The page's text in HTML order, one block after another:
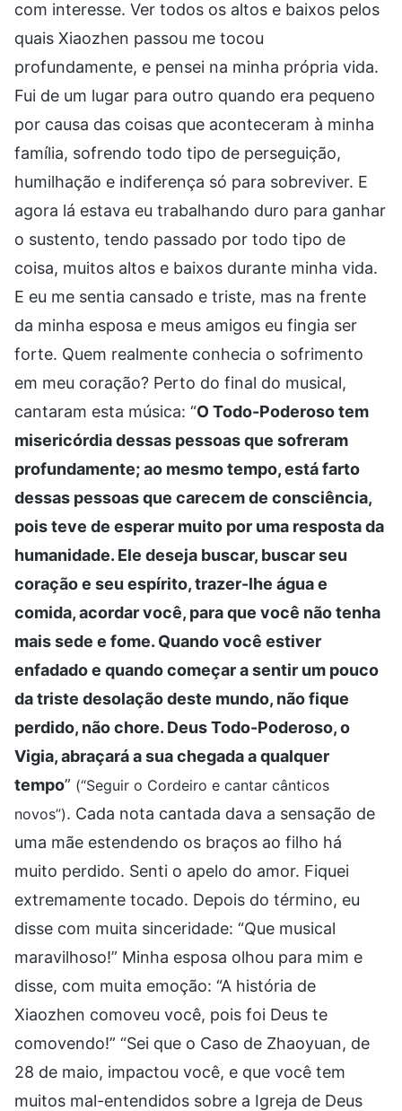
com interesse. Ver todos os altos e baixos pelos
quais Xiaozhen passou me tocou
profundamente, e pensei na minha própria vida.
Fui de um lugar para outro quando era pequeno
por causa das coisas que aconteceram à minha
família, sofrendo todo tipo de perseguição,
humilhação e indiferença só para sobreviver. E
agora lá estava eu trabalhando duro para ganhar
o sustento, tendo passado por todo tipo de
coisa, muitos altos e baixos durante minha vida.
E eu me sentia cansado e triste, mas na frente
da minha esposa e meus amigos eu fingia ser
forte. Quem realmente conhecia o sofrimento
em meu coração? Perto do final do musical,
cantaram esta música: “O Todo-Poderoso tem
misericórdia dessas pessoas que sofreram
profundamente; ao mesmo tempo, está farto
dessas pessoas que carecem de consciência,
pois teve de esperar muito por uma resposta da
humanidade. Ele deseja buscar, buscar seu
coração e seu espírito, trazer-lhe água e
comida, acordar você, para que você não tenha
mais sede e fome. Quando você estiver
enfadado e quando começar a sentir um pouco
da triste desolação deste mundo, não fique
perdido, não chore. Deus Todo-Poderoso, o
Vigia, abraçará a sua chegada a qualquer
tempo” (“Seguir o Cordeiro e cantar cânticos
novos”). Cada nota cantada dava a sensação de
uma mãe estendendo os braços ao filho há
muito perdido. Senti o apelo do amor. Fiquei
extremamente tocado. Depois do término, eu
disse com muita sinceridade: “Que musical
maravilhoso!” Minha esposa olhou para mim e
disse, com muita emoção: “A história de
Xiaozhen comoveu você, pois foi Deus te
comovendo!” “Sei que o Caso de Zhaoyuan, de
28 de maio, impactou você, e que você tem
muitos mal-entendidos sobre a Igreja de Deus